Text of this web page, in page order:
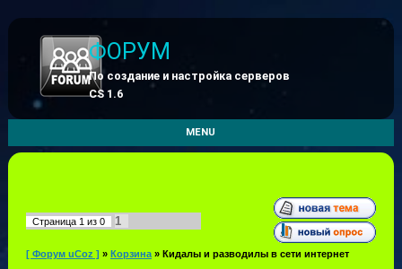
ФОРУМ
По создание и настройка серверов
CS 1.6
MENU
Страница 1 из 0 1
[ Форум uCoz ] » Корзина » Кидалы и разводилы в сети интернет